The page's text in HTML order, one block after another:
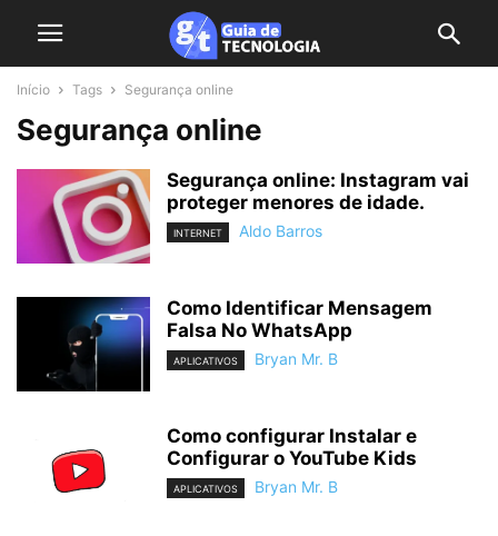
Início Tags Segurança online
Segurança online
Segurança online: Instagram vai
proteger menores de idade.
INTERNET Aldo Barros
Como Identificar Mensagem
Falsa No WhatsApp
APLICATIVOS Bryan Mr. B
Como configurar Instalar e
Configurar o YouTube Kids
APLICATIVOS Bryan Mr. B